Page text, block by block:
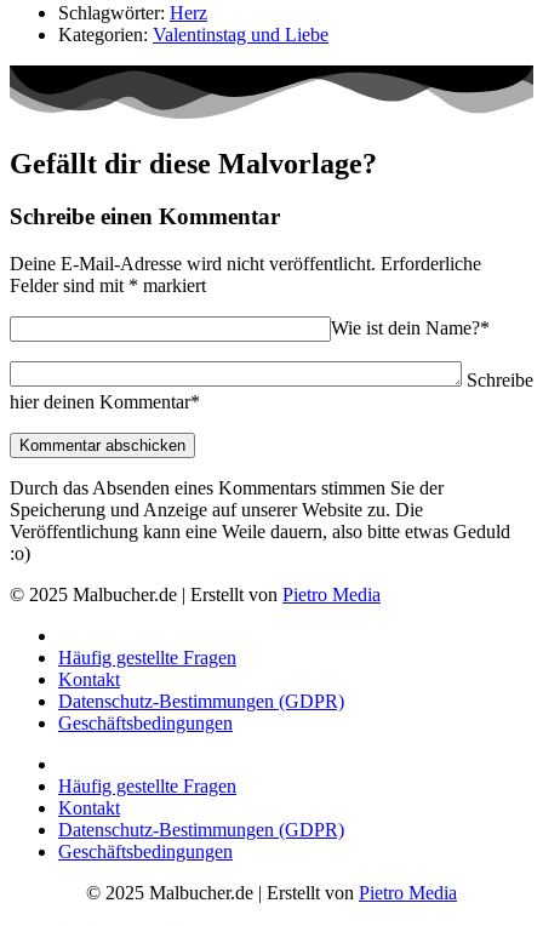
Schlagwörter: Herz
Kategorien: Valentinstag und Liebe
Gefällt dir diese Malvorlage?
Schreibe einen Kommentar
Deine E-Mail-Adresse wird nicht veröffentlicht. Erforderliche
Felder sind mit * markiert
Wie ist dein Name?*
Schreibe
hier deinen Kommentar*
Durch das Absenden eines Kommentars stimmen Sie der
Speicherung und Anzeige auf unserer Website zu. Die
Veröffentlichung kann eine Weile dauern, also bitte etwas Geduld
:o)
© 2025 Malbucher.de | Erstellt von Pietro Media
Häufig gestellte Fragen
Kontakt
Datenschutz-Bestimmungen (GDPR)
Geschäftsbedingungen
Häufig gestellte Fragen
Kontakt
Datenschutz-Bestimmungen (GDPR)
Geschäftsbedingungen
© 2025 Malbucher.de | Erstellt von Pietro Media